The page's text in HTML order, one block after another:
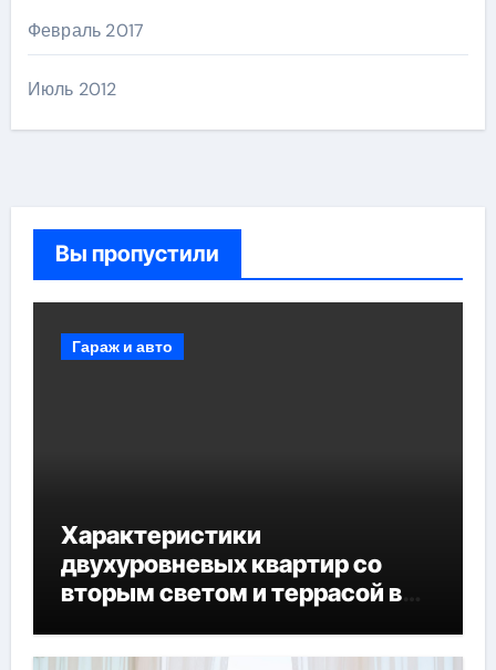
Февраль 2017
Июль 2012
Вы пропустили
Гараж и авто
Характеристики
двухуровневых квартир со
вторым светом и террасой в